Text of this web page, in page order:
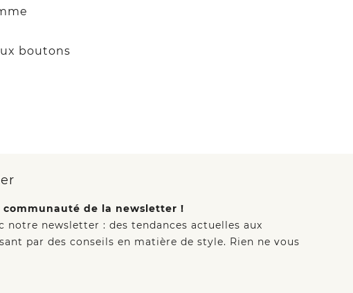
boutons
de la newsletter !
notre newsletter : des tendances actuelles aux
par des conseils en matière de style. Rien ne vous